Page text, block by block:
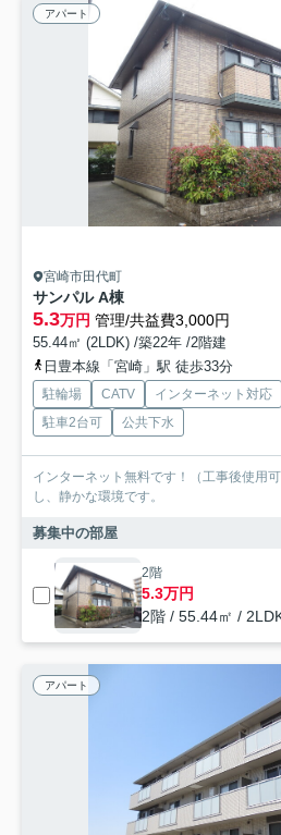
アパート
宮崎市田代町
サンパル A棟
5.3万円 管理/共益費3,000円
55.44㎡ (2LDK) /築22年 /2階建
日豊本線「宮崎」駅 徒歩33分
駐輪場 CATV インターネット対応
駐車2台可
公共下水
インターネット無料です！（工事後使用
し、静かな環境です。
募集中の部屋
2階
5.3万円
2階 / 55.44㎡ /
アパート